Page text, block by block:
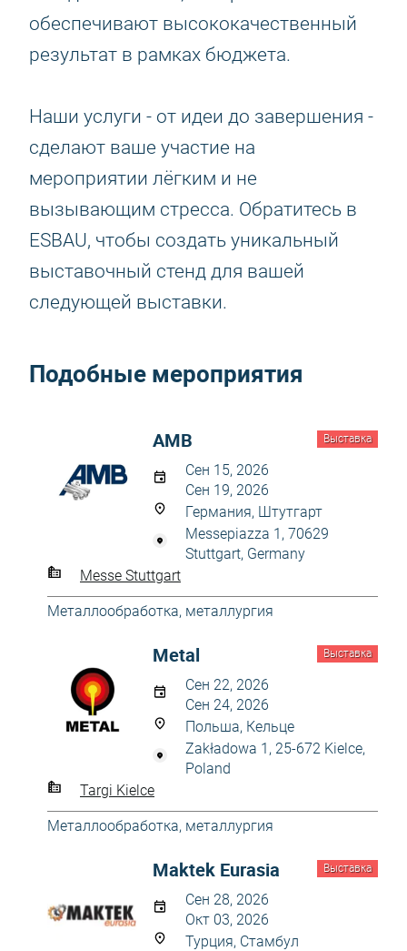
обеспечивают высококачественный
результат в рамках бюджета.
Наши услуги - от идеи до завершения -
сделают ваше участие на
мероприятии лёгким и не
вызывающим стресса. Обратитесь в
ESBAU, чтобы создать уникальный
выставочный стенд для вашей
следующей выставки.
Подобные мероприятия
Выставка
AMB
Сен 15, 2026
Сен 19, 2026
Германия, Штутгарт
Messepiazza 1, 70629
Stuttgart, Germany
Messe Stuttgart
Металлообработка, металлургия
Выставка
Metal
Сен 22, 2026
Сен 24, 2026
Польша, Кельце
Zakładowa 1, 25-672 Kielce,
Poland
Targi Kielce
Металлообработка, металлургия
Выставка
Maktek Eurasia
Сен 28, 2026
Окт 03, 2026
Турция, Стамбул